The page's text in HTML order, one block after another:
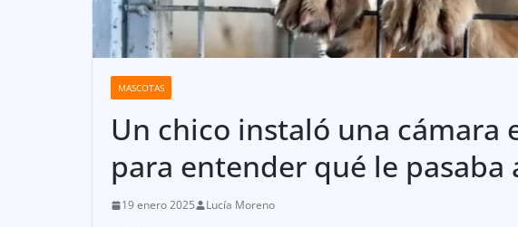
MASCOTAS
Un chico instaló una cámara
para entender qué le pasaba
19 enero 2025 Lucía Moreno